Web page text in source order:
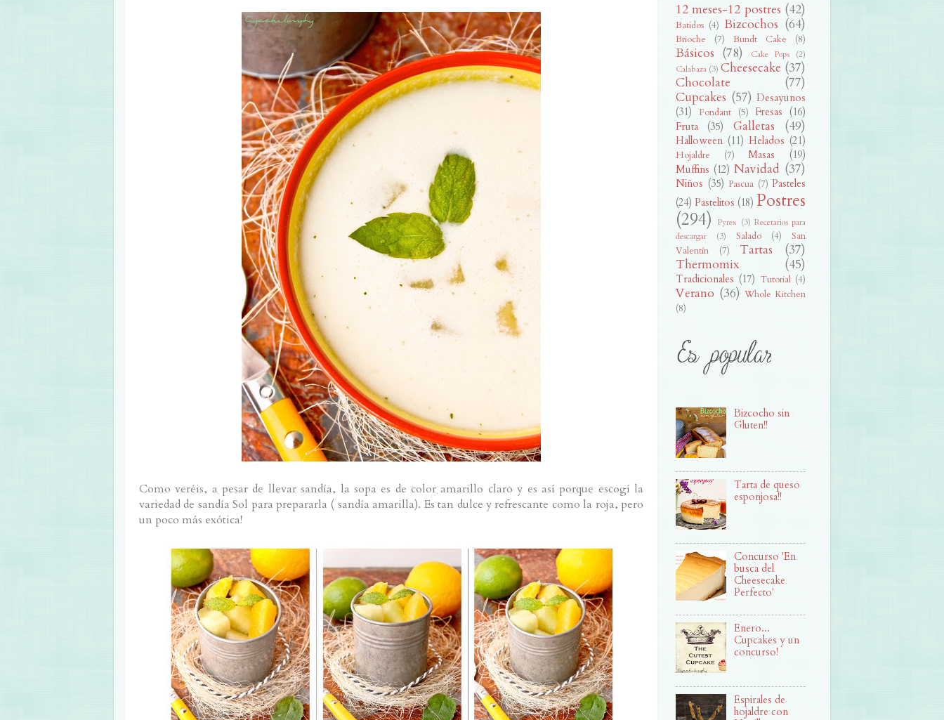
Como veréis, a pesar de llevar sandía, la sopa es de color amarillo claro y es así porque escogí la
variedad de sandía Sol para prepararla ( sandía amarilla). Es tan dulce y refrescante como la roja, pero
un poco más exótica!
12 meses-12 postres (42)
Batidos (4) Bizcochos (64)
Brioche (7) Bundt Cake (8)
Básicos (78) Cake Pops
(2)
Calabaza (3) Cheesecake (37)
Chocolate
(77)
Cupcakes (57) Desayunos
(31)
Fondant (5) Fresas
(16)
Fruta
(35) Galletas (49)
Halloween (11) Helados (21)
Hojaldre (7) Masas
(19)
Muffins (12) Navidad (37)
Niños (35) Pascua (7) Pasteles
(24) Pastelitos (18) Postres
(294)
Pyrex (3) Recetarios para
descargar
(3) Salado (4)
San
Valentín
(7) Tartas
(37)
Thermomix
(45)
Tradicionales (17) Tutorial (4)
Verano (36) Whole Kitchen
(8)
Bizcocho sin
Gluten!!
Tarta de queso
esponjosa!!
Concurso 'En
busca del
Cheesecake
Perfecto'
Enero...
Cupcakes y un
concurso!
Espirales de
hojaldre con